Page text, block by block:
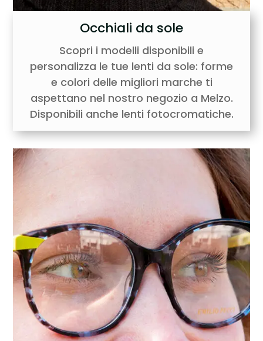
Occhiali da sole
Scopri i modelli disponibili e
personalizza le tue lenti da sole: forme
e colori delle migliori marche ti
aspettano nel nostro negozio a Melzo.
Disponibili anche lenti fotocromatiche.